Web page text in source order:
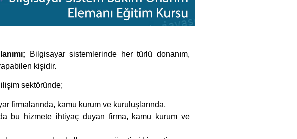
Bilgisayar sistemlerinde her türlü donanım,
kişidir.
sektöründe;
firmalarında, kamu kurum ve kuruluşlarında,
bu hizmete ihtiyaç duyan firma, kamu kurum ve